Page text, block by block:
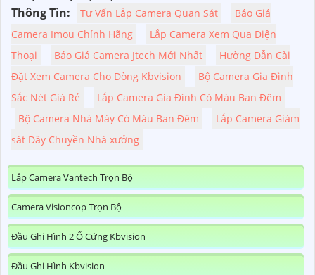
Thông Tin:
Tư Vấn Lắp Camera Quan Sát
Báo Giá
Camera Imou Chính Hãng
Lắp Camera Xem Qua Điện
Thoại
Báo Giá Camera Jtech Mới Nhất
Hường Dẫn Cài
Đặt Xem Camera Cho Dòng Kbvision
Bộ Camera Gia Đình
Sắc Nét Giá Rẻ
Lắp Camera Gia Đình Có Màu Ban Đêm
Bộ Camera Nhà Máy Có Màu Ban Đêm
Lắp Camera Giám
sát Dây Chuyền Nhà xưởng
Lắp Camera Vantech Trọn Bộ
Camera Visioncop Trọn Bộ
Đầu Ghi Hình 2 Ổ Cứng Kbvision
Đầu Ghi Hình Kbvision